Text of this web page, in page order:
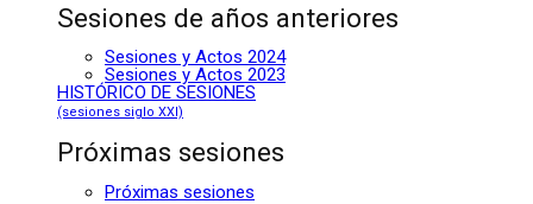
Sesiones de años anteriores
Sesiones y Actos 2024
Sesiones y Actos 2023
HISTÓRICO DE SESIONES
(sesiones siglo XXI)
Próximas sesiones
Próximas sesiones